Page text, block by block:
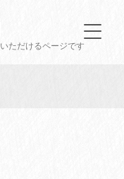
ただけるページです